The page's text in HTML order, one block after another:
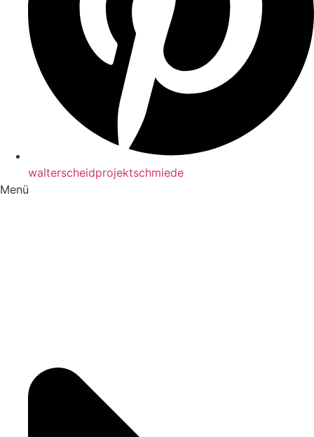
walterscheidprojektschmiede
Menü